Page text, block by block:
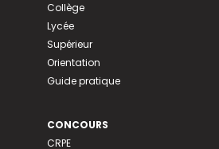
Collège
Lycée
Supérieur
Orientation
Guide pratique
CONCOURS
CRPE